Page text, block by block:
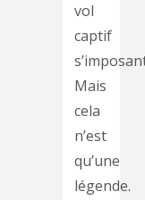
vol
captif
Mais
cela
n’est
qu’une
légende.